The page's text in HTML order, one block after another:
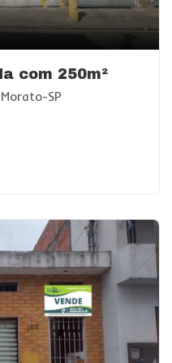
com 250m²
SP